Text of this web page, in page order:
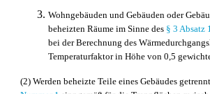
Wohngebäuden und Gebäuden oder
beheizten Räume im Sinne des § 3 Absatz
bei der Berechnung des
Temperaturfaktor in Höhe von 0,5
(2) Werden beheizte Teile eines Gebäudes